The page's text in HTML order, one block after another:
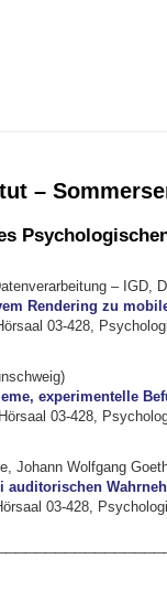
–
– IGD,
Rendering zu
03-428,
experimentelle
03-428,
Johann Wolfgang
03-428,